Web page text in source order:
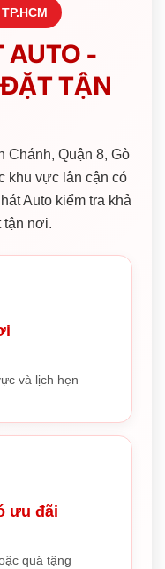
AUTO -
TẬN
Chánh, Quận 8, Gò
khu vực lân cận có
Auto kiểm tra khả
tận nơi.
và lịch hẹn
ưu đãi
quà tặng